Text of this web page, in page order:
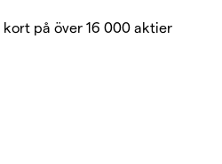
kort på över 16 000 aktier